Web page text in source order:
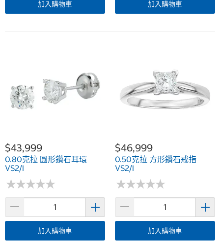
加入購物車 加入購物車
$43,999
0.80克拉 圓形鑽石耳環
VS2/I
★★★★★
★★★★★
加入購物車
$46,999
0.50克拉 方形鑽石戒指
VS2/I
★★★★★
★★★★★
加入購物車